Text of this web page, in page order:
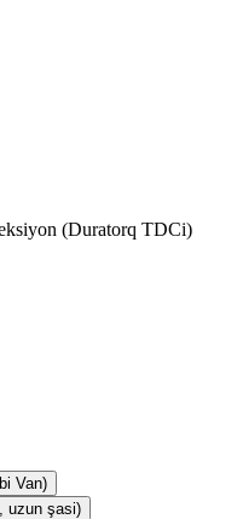
(Duratorq TDCi)
Van)
uzun şasi)